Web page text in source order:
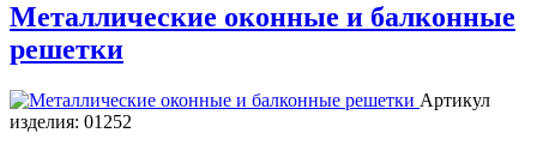
Металлические оконные и балконные
решетки
Артикул
изделия: 01252